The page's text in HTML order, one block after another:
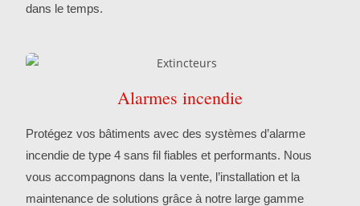
dans le temps.
Alarmes incendie
Protégez vos bâtiments avec des systèmes d’alarme
incendie de type 4 sans fil fiables et performants. Nous
vous accompagnons dans la vente, l’installation et la
maintenance de solutions grâce à notre large gamme